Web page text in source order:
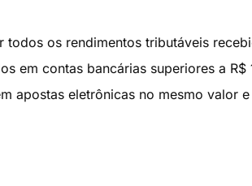
todos os rendimentos tributáveis
em contas bancárias superiores a R$
apostas eletrônicas no mesmo valor